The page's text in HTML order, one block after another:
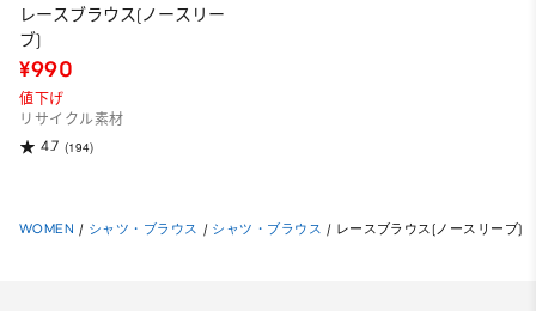
レースブラウス(ノースリー
ブ)
¥990
値下げ
リサイクル素材
4.7 (194)
WOMEN / シャツ・ブラウス / シャツ・ブラウス / レースブラウス(ノースリーブ)